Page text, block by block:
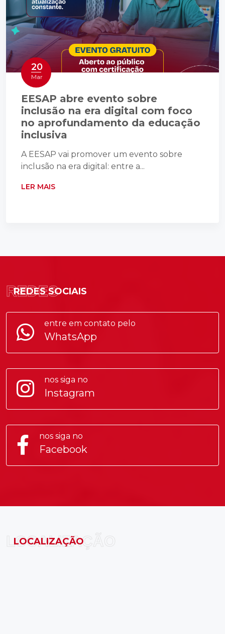
20
Mar
EESAP abre evento sobre
inclusão na era digital com foco
no aprofundamento da educação
inclusiva
A EESAP vai promover um evento sobre
inclusão na era digital: entre a...
LER MAIS
REDES SOCIAIS
REDES
entre em contato pelo
WhatsApp
nos siga no
Instagram
nos siga no
Facebook
LOCALIZAÇÃO
LOCALIZAÇÃO